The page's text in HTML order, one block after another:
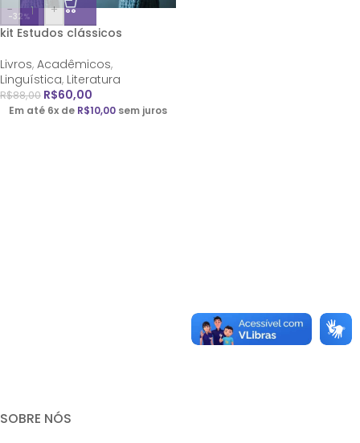
-32%
-
+
kit Estudos clássicos
Livros, Acadêmicos,
Linguística, Literatura
R$88,00 R$60,00
Em até 6x de R$10,00 sem juros
SOBRE NÓS